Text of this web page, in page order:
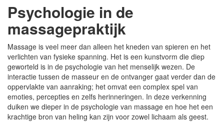
Psychologie in de
massagepraktijk
Massage is veel meer dan alleen het kneden van spieren en het
verlichten van fysieke spanning. Het is een kunstvorm die diep
geworteld is in de psychologie van het menselijk wezen. De
interactie tussen de masseur en de ontvanger gaat verder dan de
oppervlakte van aanraking; het omvat een complex spel van
emoties, percepties en zelfs herinneringen. In deze verkenning
duiken we dieper in de psychologie van massage en hoe het een
krachtige bron van heling kan zijn voor zowel lichaam als geest.